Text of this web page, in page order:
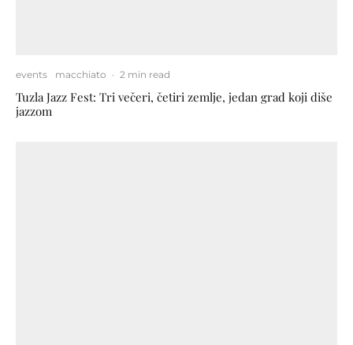
events macchiato · 2 min read
Tuzla Jazz Fest: Tri večeri, četiri zemlje, jedan grad koji diše
jazzom